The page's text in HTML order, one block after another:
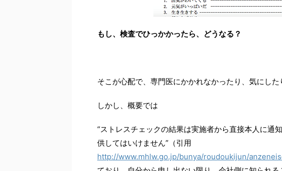
もし、検査でひっかかったら、どうなる？
そこが心配で、専門医にかかれなかったり、気にした
しかし、概要では
“ストレスチェックの結果は実施者から直接本人に通
供してはいけません”（引用
http://www.mhlw.go.jp/bunya/roudoukijun/